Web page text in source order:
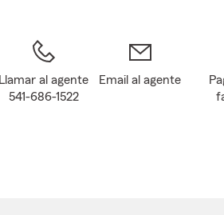
Llamar al agente
541-686-1522
Email al agente